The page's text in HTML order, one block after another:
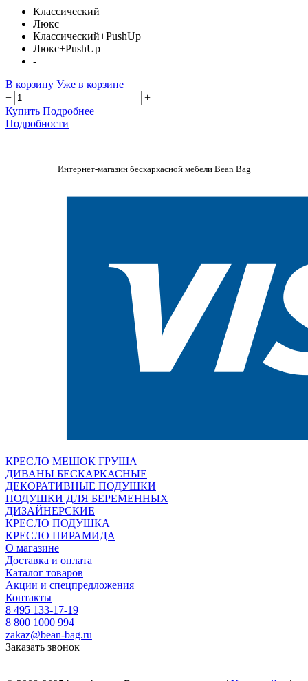
Классический
Люкс
Классический+PushUp
Люкс+PushUp
-
В корзину Уже в корзине
−
+
Купить Подробнее
Подробности
Интернет-магазин бескаркасной мебели Bean Bag
КРЕСЛО МЕШОК ГРУША
ДИВАНЫ БЕСКАРКАСНЫЕ
ДЕКОРАТИВНЫЕ ПОДУШКИ
ПОДУШКИ ДЛЯ БЕРЕМЕННЫХ
ДИЗАЙНЕРСКИЕ
КРЕСЛО ПОДУШКА
КРЕСЛО ПИРАМИДА
О магазине
Доставка и оплата
Каталог товаров
Акции и спецпредложения
Контакты
8 495 133-17-19
8 800 1000 994
zakaz@bean-bag.ru
Заказать звонок